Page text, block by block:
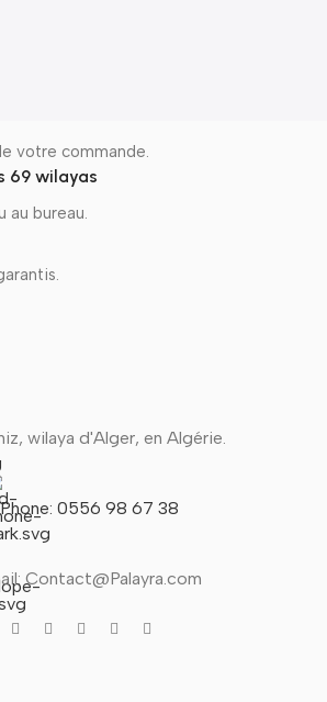
votre commande.
69 wilayas
au bureau.
wilaya d'Alger, en Algérie.
Phone: 0556 98 67 38
Contact@Palayra.com